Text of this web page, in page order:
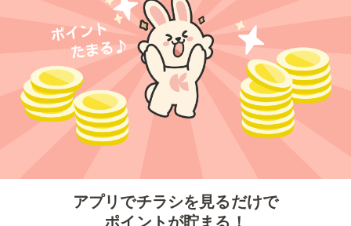
アプリでチラシを見るだけで
ポイントが貯まる！